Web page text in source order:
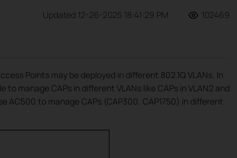
Updated 12-26-2025 18:41:29 PM 102469
Points may be deployed in different 802.1Q VLANs. In
manage CAPs in different VLANs like CAPs in VLAN2 and
AC500 to manage CAPs (CAP300, CAP1750) in different